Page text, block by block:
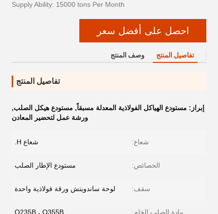
Supply Ability: 15000 tons Per Month
احصل على أفضل سعر
تفاصيل المنتج وصف المنتج
تفاصيل المنتج
إبراز: مستودع الهياكل الفولاذية المعدلة مسبقاً, مستودع هيكل الصلب,
ورشة عمل لتحضير المعادن
شعاع: شعاع H.
الخصائص: مستودع الإطار الصلب
سقف: لوحة ساندويتش ورقة فولاذية واحدة
مادة الصلب الخام: Q235B ، Q355B